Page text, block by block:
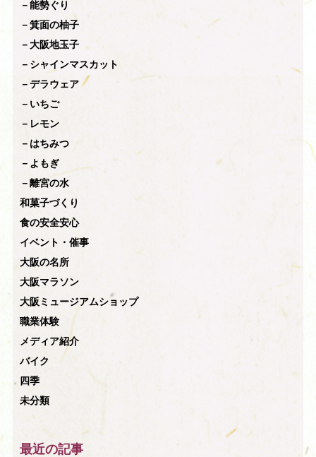
－能勢ぐり
－箕面の柚子
－大阪地玉子
－シャインマスカット
－デラウェア
－いちご
－レモン
－はちみつ
－よもぎ
－離宮の水
和菓子づくり
食の安全安心
イベント・催事
大阪の名所
大阪マラソン
大阪ミュージアムショップ
職業体験
メディア紹介
バイク
四季
未分類
最近の記事